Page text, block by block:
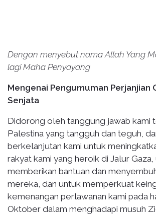
Dengan menyebut nama Allah Yang
lagi Maha Penyayang
Mengenai Pengumuman Perjanjian
Senjata
Didorong oleh tanggung jawab kami
Palestina yang tangguh dan teguh,
berkelanjutan kami untuk
rakyat kami yang heroik di Jalur
memberikan bantuan dan
mereka, dan untuk memperkuat
kemenangan perlawanan kami pada
Oktober dalam menghadapi musuh